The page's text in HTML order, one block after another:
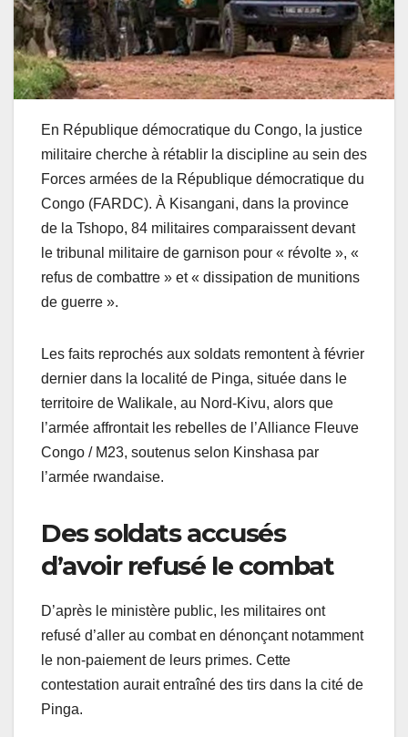
En République démocratique du Congo, la justice
militaire cherche à rétablir la discipline au sein des
Forces armées de la République démocratique du
Congo (FARDC). À Kisangani, dans la province
de la Tshopo, 84 militaires comparaissent devant
le tribunal militaire de garnison pour « révolte », «
refus de combattre » et « dissipation de munitions
de guerre ».
Les faits reprochés aux soldats remontent à février
dernier dans la localité de Pinga, située dans le
territoire de Walikale, au Nord-Kivu, alors que
l’armée affrontait les rebelles de l’Alliance Fleuve
Congo / M23, soutenus selon Kinshasa par
l’armée rwandaise.
Des soldats accusés
d’avoir refusé le combat
D’après le ministère public, les militaires ont
refusé d’aller au combat en dénonçant notamment
le non-paiement de leurs primes. Cette
contestation aurait entraîné des tirs dans la cité de
Pinga.